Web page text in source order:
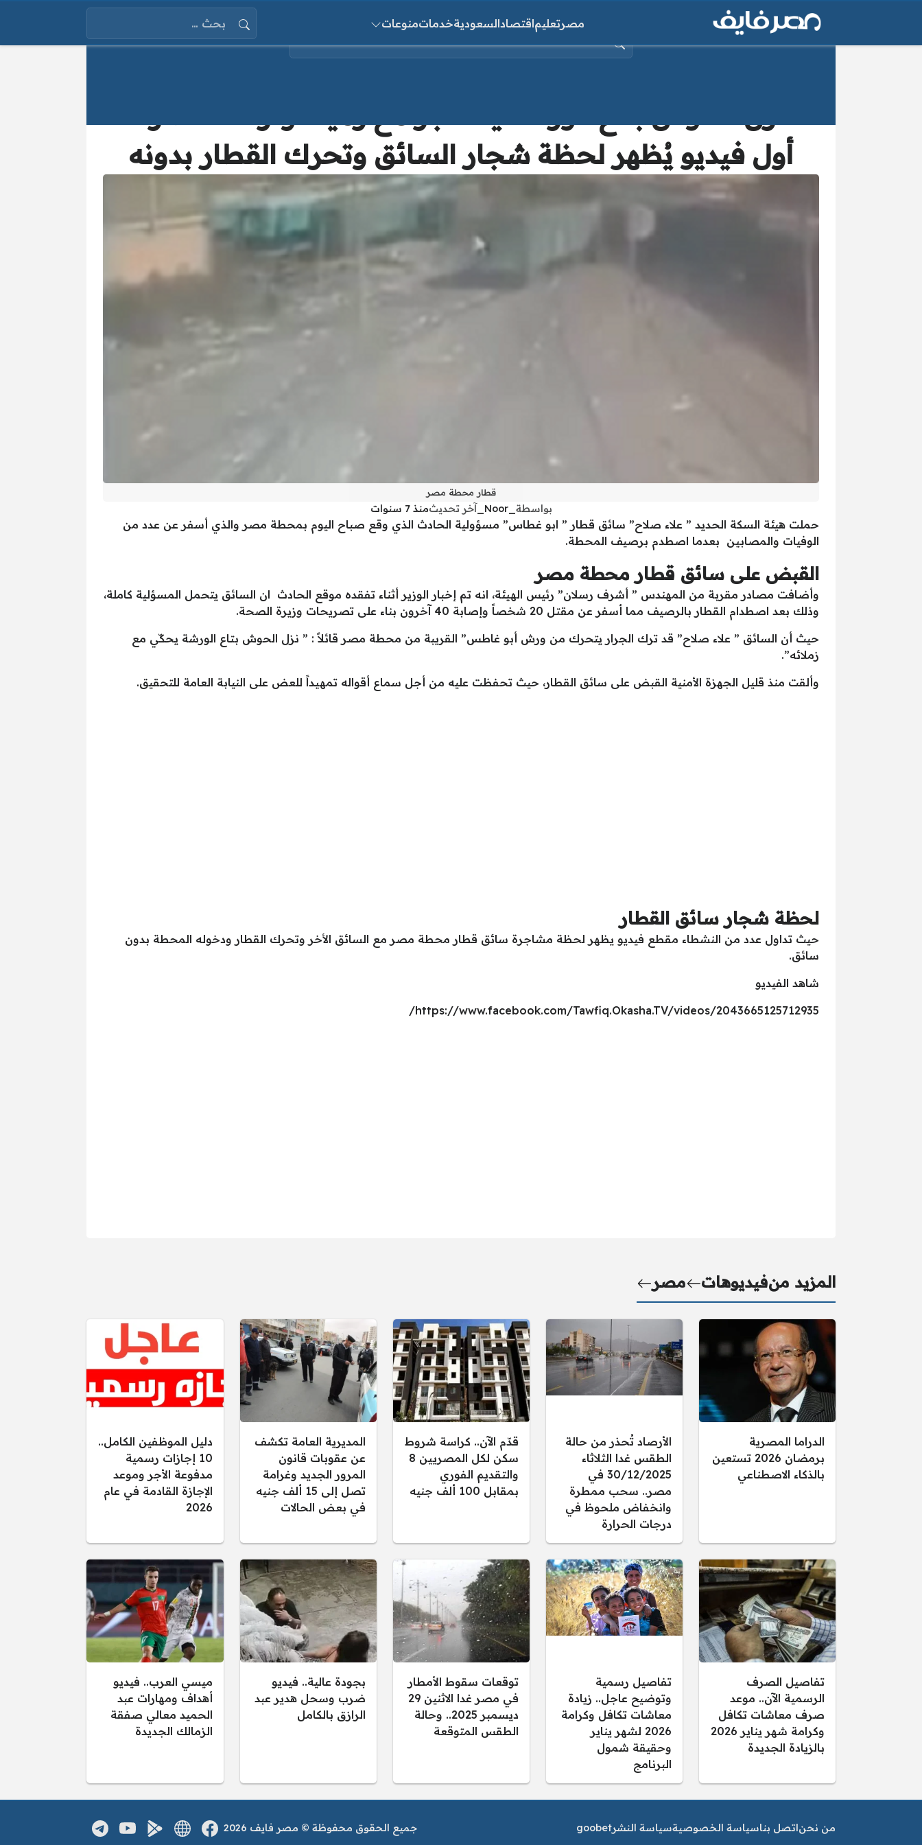
مصرتعليماقتصادالسعوديةخدماتمنوعات
البحث عن:
أول فيديو يُظهر لحظة شجار السائق وتحرك القطار بدونه
قطار محطة مصر
بواسطة _Noor_ آخر تحديثمنذ 7 سنوات
حملت هيئة السكة الحديد ” علاء صلاح” سائق قطار ” ابو غطاس” مسؤولية الحادث الذي وقع صباح اليوم بمحطة مصر والذي أسفر عن عدد من
الوفيات والمصابين بعدما اصطدم برصيف المحطة.
القبض على سائق قطار محطة مصر
وأضافت مصادر مقربة من المهندس ” أشرف رسلان” رئيس الهيئة، انه تم إخبار الوزير أثناء تفقده موقع الحادث ان السائق يتحمل المسؤلية كاملة،
وذلك بعد اصطدام القطار بالرصيف مما أسفر عن مقتل 20 شخصاً وإصابة 40 آخرون بناء على تصريحات وزيرة الصحة.
حيث أن السائق ” علاء صلاح” قد ترك الجرار يتحرك من ورش أبو غاطس” القريبة من محطة مصر قائلاً : ” نزل الحوش بتاع الورشة يحكّي مع
زملائه”.
وألقت منذ قليل الجهزة الأمنية القبض على سائق القطار، حيث تحفظت عليه من أجل سماع أقواله تمهيداً للعض على النيابة العامة للتحقيق.
لحظة شجار سائق القطار
حيث تداول عدد من النشطاء مقطع فيديو يظهر لحظة مشاجرة سائق قطار محطة مصر مع السائق الأخر وتحرك القطار ودخوله المحطة بدون
سائق.
شاهد الفيديو
https://www.facebook.com/Tawfiq.Okasha.TV/videos/2043665125712935/
المزيد منفيديوهات مصر
الدراما المصرية
برمضان 2026 تستعين
بالذكاء الاصطناعي
الأرصاد تُحذر من حالة
الطقس غدا الثلاثاء
30/12/2025 في
مصر.. سحب ممطرة
وانخفاض ملحوظ في
درجات الحرارة
قدّم الآن.. كراسة شروط
سكن لكل المصريين 8
والتقديم الفوري
بمقابل 100 ألف جنيه
المديرية العامة تكشف
عن عقوبات قانون
المرور الجديد وغرامة
تصل إلى 15 ألف جنيه
في بعض الحالات
دليل الموظفين الكامل..
10 إجازات رسمية
مدفوعة الأجر وموعد
الإجازة القادمة في عام
2026
تفاصيل الصرف
الرسمية الآن.. موعد
صرف معاشات تكافل
وكرامة شهر يناير 2026
بالزيادة الجديدة
تفاصيل رسمية
وتوضيح عاجل.. زيادة
معاشات تكافل وكرامة
2026 لشهر يناير
وحقيقة شمول
البرنامج
توقعات سقوط الأمطار
في مصر غدا الاثنين 29
ديسمبر 2025.. وحالة
الطقس المتوقعة
بجودة عالية.. فيديو
ضرب وسحل هدير عبد
الرازق بالكامل
ميسي العرب.. فيديو
أهداف ومهارات عبد
الحميد معالي صفقة
الزمالك الجديدة
من نحن اتصل بناسياسة الخصوصيةسياسة النشرgoobet جميع الحقوق محفوظة © مصر فايف 2026
مواقع التواصل فيسبوكالموقع الالكتروني
تطبيق اندرويد
يوتيوبتلغرام